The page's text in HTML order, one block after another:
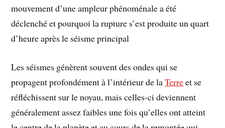
mouvement d’une ampleur phénoménale a été
déclenché et pourquoi la rupture s’est produite un quart
d’heure après le séisme principal
Les séismes génèrent souvent des ondes qui se
propagent profondément à l’intérieur de laTerreet se
réfléchissent sur le noyau, mais celles-ci deviennent
généralement assez faibles une fois qu’elles ont atteint